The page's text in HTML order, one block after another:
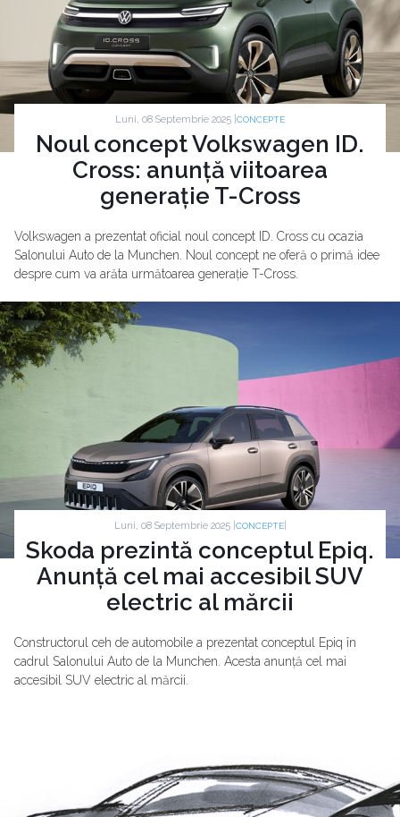
Luni, 08 Septembrie 2025 | CONCEPTE
Noul concept Volkswagen ID.
Cross: anunță viitoarea
generație T-Cross
Volkswagen a prezentat oficial noul concept ID. Cross cu ocazia
Salonului Auto de la Munchen. Noul concept ne oferă o primă idee
despre cum va arăta următoarea generație T-Cross.
Luni, 08 Septembrie 2025 | CONCEPTE|
Skoda prezintă conceptul Epiq.
Anunță cel mai accesibil SUV
electric al mărcii
Constructorul ceh de automobile a prezentat conceptul Epiq în
cadrul Salonului Auto de la Munchen. Acesta anunță cel mai
accesibil SUV electric al mărcii.